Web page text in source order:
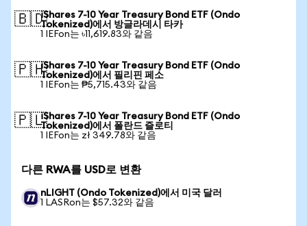
🇧🇩iShares 7-10 Year Treasury Bond ETF (Ondo
Tokenized)에서 방글라데시 타카
1 IEFon는 ৳11,619.83와 같음
🇵🇭iShares 7-10 Year Treasury Bond ETF (Ondo
Tokenized)에서 필리핀 페소
1 IEFon는 ₱5,715.43와 같음
🇵🇱iShares 7-10 Year Treasury Bond ETF (Ondo
Tokenized)에서 폴란드 즐로티
1 IEFon는 zł 349.78와 같음
다른 RWA를 USD로 변환
nLIGHT (Ondo Tokenized)에서 미국 달러
1 LASRon는 $57.32와 같음